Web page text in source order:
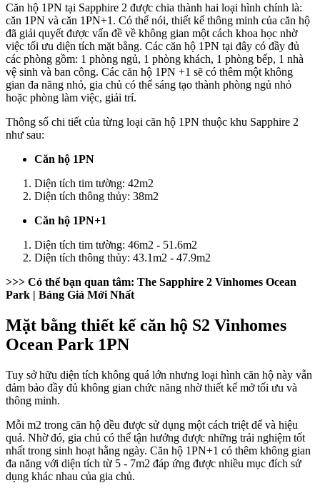
Căn hộ 1PN tại Sapphire 2 được chia thành hai loại hình chính là:
căn 1PN và căn 1PN+1. Có thể nói, thiết kế thông minh của căn hộ
đã giải quyết được vấn đề về không gian một cách khoa học nhờ
việc tối ưu diện tích mặt bằng. Các căn hộ 1PN tại đây có đầy đủ
các phòng gồm: 1 phòng ngủ, 1 phòng khách, 1 phòng bếp, 1 nhà
vệ sinh và ban công. Các căn hộ 1PN +1 sẽ có thêm một không
gian đa năng nhỏ, gia chủ có thể sáng tạo thành phòng ngủ nhỏ
hoặc phòng làm việc, giải trí.
Thông số chi tiết của từng loại căn hộ 1PN thuộc khu Sapphire 2
như sau:
Căn hộ 1PN
Diện tích tim tường: 42m2
Diện tích thông thủy: 38m2
Căn hộ 1PN+1
Diện tích tim tường: 46m2 - 51.6m2
Diện tích thông thủy: 43.1m2 - 47.9m2
>>> Có thể bạn quan tâm: The Sapphire 2 Vinhomes Ocean
Park | Bảng Giá Mới Nhất
Mặt bằng thiết kế căn hộ S2 Vinhomes
Ocean Park 1PN
Tuy sở hữu diện tích không quá lớn nhưng loại hình căn hộ này vẫn
đảm bảo đầy đủ không gian chức năng nhờ thiết kế mở tối ưu và
thông minh.
Mỗi m2 trong căn hộ đều được sử dụng một cách triệt để và hiệu
quả. Nhờ đó, gia chủ có thể tận hưởng được những trải nghiệm tốt
nhất trong sinh hoạt hằng ngày. Căn hộ 1PN+1 có thêm không gian
đa năng với diện tích từ 5 - 7m2 đáp ứng được nhiều mục đích sử
dụng khác nhau của gia chủ.